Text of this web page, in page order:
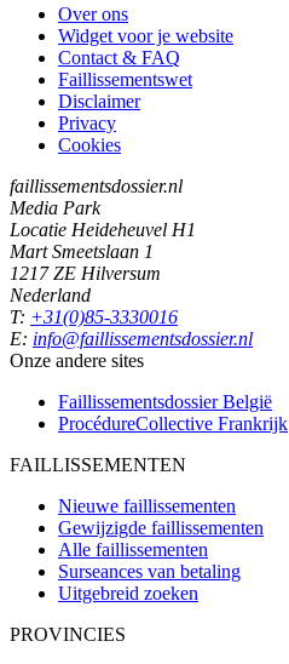
Over ons
Widget voor je website
Contact & FAQ
Faillissementswet
Disclaimer
Privacy
Cookies
faillissementsdossier.nl
Media Park
Locatie Heideheuvel H1
Mart Smeetslaan 1
1217 ZE Hilversum
Nederland
T: +31(0)85-3330016
E: info@faillissementsdossier.nl
Onze andere sites
Faillissementsdossier België
ProcédureCollective Frankrijk
FAILLISSEMENTEN
Nieuwe faillissementen
Gewijzigde faillissementen
Alle faillissementen
Surseances van betaling
Uitgebreid zoeken
PROVINCIES